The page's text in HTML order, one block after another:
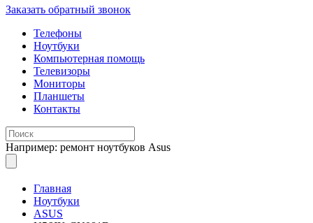
Заказать обратный звонок
Телефоны
Ноутбуки
Компьютерная помощь
Телевизоры
Мониторы
Планшеты
Контакты
Например: ремонт ноутбуков Asus
Главная
Ноутбуки
ASUS